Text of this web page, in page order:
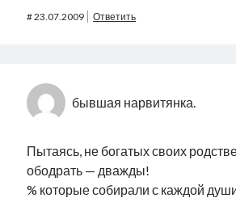
#23.07.2009 Ответить
бывшая нарвитянка.
Пытаясь, не богатых своих
ободрать — дважды!
% которые собирали с каждой